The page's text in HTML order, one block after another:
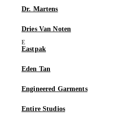
Dr. Martens
Dries Van Noten
Eastpak
Eden Tan
Engineered Garments
Entire Studios